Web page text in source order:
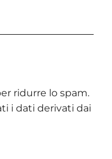
ridurre lo spam.
i dati derivati dai